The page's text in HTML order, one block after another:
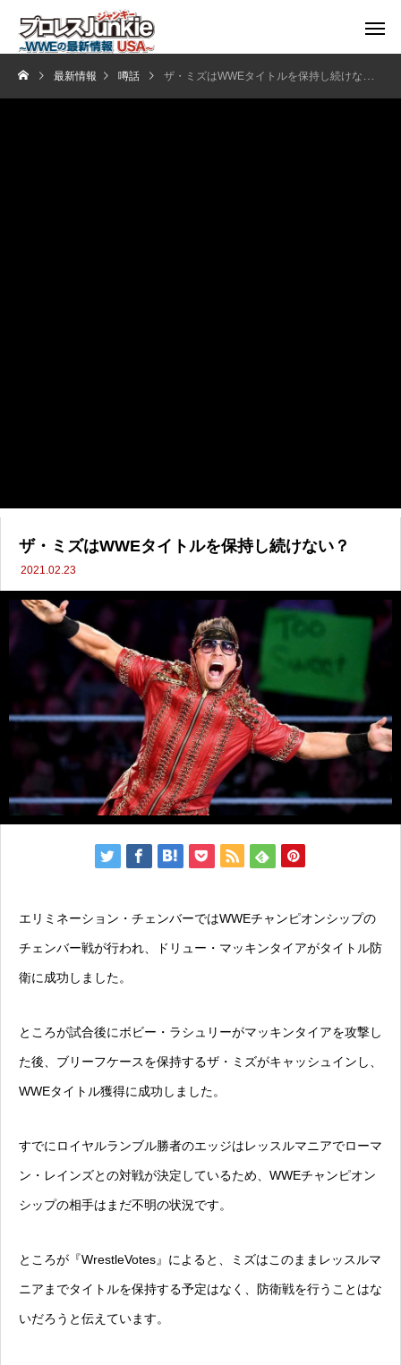
最新情報 噂話 ザ・ミズはWWEタイトルを保持し続けない？
ザ・ミズはWWEタイトルを保持し続けない？
2021.02.23
エリミネーション・チェンバーではWWEチャンピオンシップの
チェンバー戦が行われ、ドリュー・マッキンタイアがタイトル防
衛に成功しました。
ところが試合後にボビー・ラシュリーがマッキンタイアを攻撃し
た後、ブリーフケースを保持するザ・ミズがキャッシュインし、
WWEタイトル獲得に成功しました。
すでにロイヤルランブル勝者のエッジはレッスルマニアでローマ
ン・レインズとの対戦が決定しているため、WWEチャンピオン
シップの相手はまだ不明の状況です。
ところが『WrestleVotes』によると、ミズはこのままレッスルマ
ニアまでタイトルを保持する予定はなく、防衛戦を行うことはな
いだろうと伝えています。